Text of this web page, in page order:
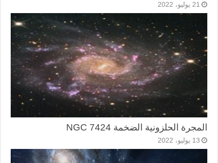
21 يوليو، 2022
المجرة الحلزونية الضخمة NGC 7424
13 يوليو، 2022